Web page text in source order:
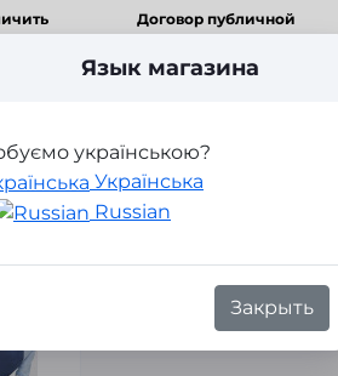
Договор публичной
Язык магазина
українською?
Українська
Russian
Закрыть